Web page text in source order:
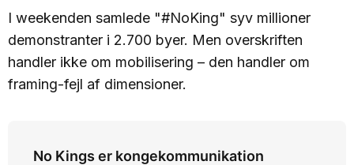
I weekenden samlede "#NoKing" syv millioner
demonstranter i 2.700 byer. Men overskriften
handler ikke om mobilisering – den handler om
framing-fejl af dimensioner.
No Kings er kongekommunikation